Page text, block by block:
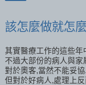
該怎麼做就怎
其實醫療工作的這些年
不過大部份的病人與家
對於奧客,當然不能妥協
但對於好病人,處理上